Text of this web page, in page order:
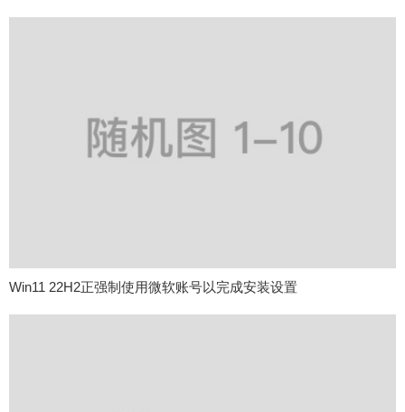
Win11 22H2正强制使用微软账号以完成安装设置